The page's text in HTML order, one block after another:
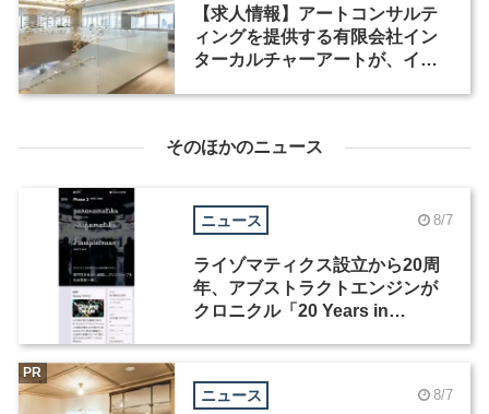
【求人情報】アートコンサルテ
ィングを提供する有限会社イン
ターカルチャーアートが、イン
そのほかのニュース
ニュース 8/7
ライゾマティクス設立から20周
年、アブストラクトエンジンが
クロニクル「20 Years in
ニュース 8/7
PR